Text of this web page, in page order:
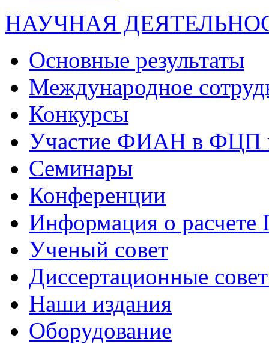
НАУЧНАЯ
Основные результаты
Международное
Конкурсы
Участие ФИАН в ФЦП
Семинары
Конференции
Информация о
Ученый совет
Диссертационные
Наши издания
Оборудование